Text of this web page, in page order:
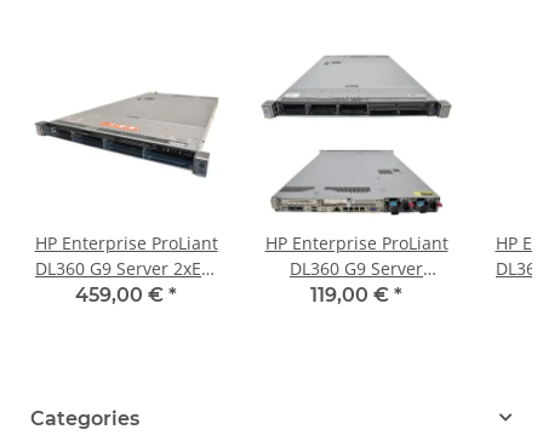
HP Enterprise ProLiant
DL360 G9 Server 2xE5-
2682 V4 64GB 4 Bay 3,5
459,00 € *
HP Enterprise ProLiant
DL360 G9 Server
Barebone no CPU no
119,00 € *
HP
Categories